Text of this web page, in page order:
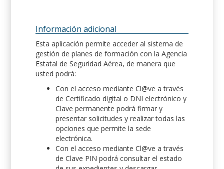
Información adicional
Esta aplicación permite acceder al sistema de
gestión de planes de formación con la Agencia
Estatal de Seguridad Aérea, de manera que
usted podrá:
Con el acceso mediante Cl@ve a través
de Certificado digital o DNI electrónico y
Clave permanente podrá firmar y
presentar solicitudes y realizar todas las
opciones que permite la sede
electrónica.
Con el acceso mediante Cl@ve a través
de Clave PIN podrá consultar el estado